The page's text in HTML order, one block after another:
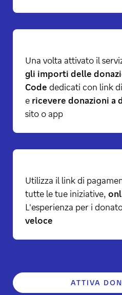
Una volta attivato il
gli importi delle
Code dedicati con link
e ricevere donazioni a
sito o app
Utilizza il link di
tutte le tue iniziative,
L'esperienza per i
veloce
ATTIVA